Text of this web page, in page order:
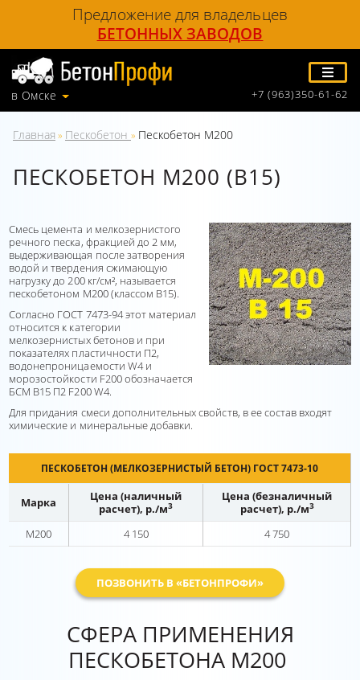
Предложение для владельцев
БЕТОННЫХ ЗАВОДОВ
в Омске +7 (963)350-61-62
Главная » Пескобетон » Пескобетон М200
ПЕСКОБЕТОН М200 (В15)
Смесь цемента и мелкозернистого
речного песка, фракцией до 2 мм,
выдерживающая после затворения
водой и твердения сжимающую
нагрузку до 200 кг/см², называется
пескобетоном М200 (классом В15).
Согласно ГОСТ 7473-94 этот материал
относится к категории
мелкозернистых бетонов и при
показателях пластичности П2,
водонепроницаемости W4 и
морозостойкости F200 обозначается
БСМ В15 П2 F200 W4.
Для придания смеси дополнительных свойств, в ее состав входят
химические и минеральные добавки.
ПЕСКОБЕТОН (МЕЛКОЗЕРНИСТЫЙ БЕТОН) ГОСТ 7473-10
Марка
Цена (наличный
расчет), р./м3
Цена (безналичный
расчет), р./м3
М200 4 150 4 750
ПОЗВОНИТЬ В «БЕТОНПРОФИ»
СФЕРА ПРИМЕНЕНИЯ
ПЕСКОБЕТОНА М200